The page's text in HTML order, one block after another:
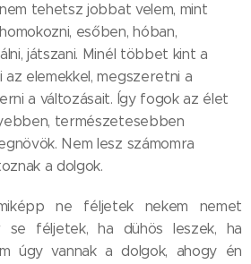
tehetsz jobbat velem, mint
esőben, hóban,
játszani. Minél többet kint a
az elemekkel, megszeretni a
a változásait. Így fogok az élet
természetesebben
Nem lesz számomra
a dolgok.
ne féljetek nekem nemet
se féljetek, ha dühös leszek, ha
úgy vannak a dolgok, ahogy én